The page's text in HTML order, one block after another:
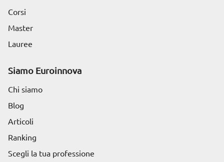
Corsi
Master
Lauree
Siamo Euroinnova
Chi siamo
Blog
Articoli
Ranking
Scegli la tua professione